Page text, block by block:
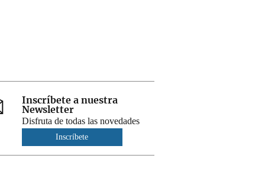
Inscríbete a nuestra
Newsletter
Disfruta de todas las novedades
Inscríbete